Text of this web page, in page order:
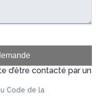
d’être contacté par un
Code de la